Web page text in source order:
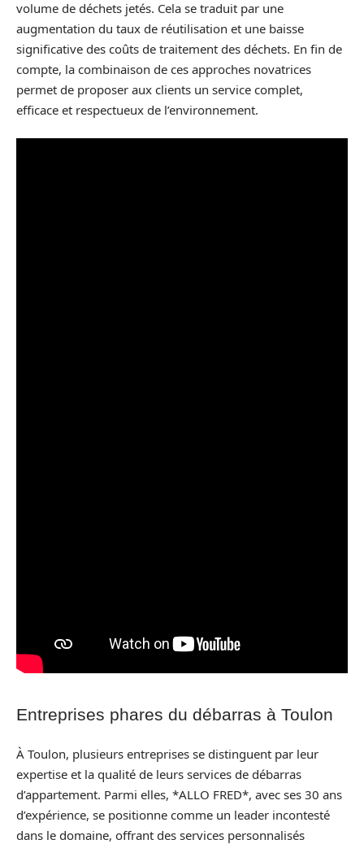
volume de déchets jetés. Cela se traduit par une
augmentation du taux de réutilisation et une baisse
significative des coûts de traitement des déchets. En fin de
compte, la combinaison de ces approches novatrices
permet de proposer aux clients un service complet,
efficace et respectueux de l’environnement.
Entreprises phares du débarras à Toulon
À Toulon, plusieurs entreprises se distinguent par leur
expertise et la qualité de leurs services de débarras
d’appartement. Parmi elles, *ALLO FRED*, avec ses 30 ans
d’expérience, se positionne comme un leader incontesté
dans le domaine, offrant des services personnalisés